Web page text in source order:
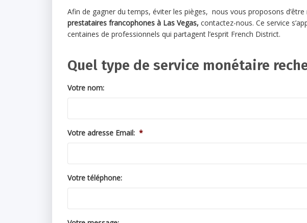
Afin de gagner du temps, éviter les pièges, nous vous proposons d’être
prestataires francophones à Las Vegas, contactez-nous. Ce service
centaines de professionnels qui partagent l’esprit French District.
Quel type de service monétaire
Votre nom:
Votre adresse Email: *
Votre téléphone: